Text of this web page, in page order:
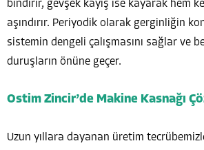
bindirir, gevşek kayış ise kayarak hem
aşındırır. Periyodik olarak gerginliğin
sistemin dengeli çalışmasını sağlar ve
duruşların önüne geçer.
Ostim Zincir’de Makine Kasnağı
Uzun yıllara dayanan üretim